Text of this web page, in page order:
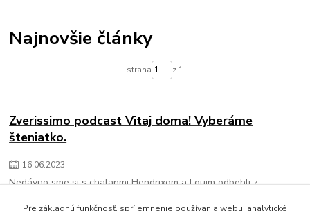
Najnovšie články
strana z 1
Zverissimo podcast Vitaj doma! Vyberáme
šteniatko.
16.06.2023
Nedávno sme si s chalanmi Hendrixom a Louim odbehli z
Pre základnú funkčnosť, spríjemnenie používania webu, analytické